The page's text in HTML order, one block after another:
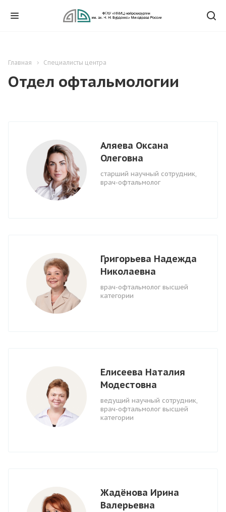
Главная Специалисты центра
Отдел офтальмологии
Аляева Оксана
Олеговна
cтарший научный сотрудник,
врач-офтальмолог
Григорьева Надежда
Николаевна
врач-офтальмолог высшей
категории
Елисеева Наталия
Модестовна
ведущий научный сотрудник,
врач-офтальмолог высшей
категории
Жадёнова Ирина
Валерьевна